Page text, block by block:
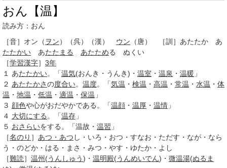
おん【温】
読み方：おん
［音］ オン （ ヲン）（呉）（漢） ウン （唐） ［訓］ あたたか あ
たたかい あたたまる あたためる
ぬくい
［学習漢字］ 3年
１
あたたかい。「温気(おんき・うんき)・ 温室 ・ 温泉 ・ 温暖 」
２ あたたかさの度合い。 温度。「気温 ・ 検温 ・ 高温 ・ 常温 ・ 水温 ・ 体
温 ・ 地温 ・ 低温 ・ 適温 ・ 保温 」
３ 顔色や心がおだやかである。「温顔 ・ 温厚 ・ 温情 」
４ 大切にする 。「温存 」
５ おさらいをする。「温故・ 温習 」
［名のり ］ あつ・あつ し・いろ・おつ・すなお・ただす・なが・なら
う・のどか・はる・まさ・みつ・やす・ゆたか・よし
［難読］ 温州 (うんしゅう)・ 温明殿(うんめいでん)・ 微温湯(ぬるま